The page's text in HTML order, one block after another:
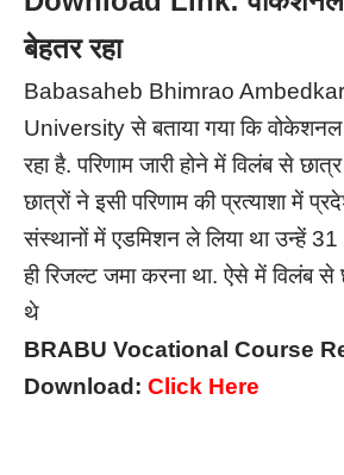
बेहतर रहा
Babasaheb Bhimrao
University से बताया गया कि वोकेशनल
रहा है. परिणाम जारी होने में विलंब से
छात्रों ने इसी परिणाम की प्रत्याशा में
संस्थानों में एडमिशन ले लिया था उन्हें
ही रिजल्ट जमा करना था. ऐसे में विलंब से
थे
BRABU Vocational Course
Download: Click Here